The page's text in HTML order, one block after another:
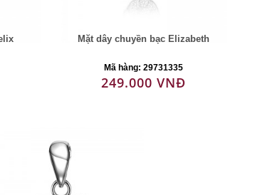
Mặt dây chuyền bạc Elizabeth
Mã hàng: 29731335
249.000 VNĐ